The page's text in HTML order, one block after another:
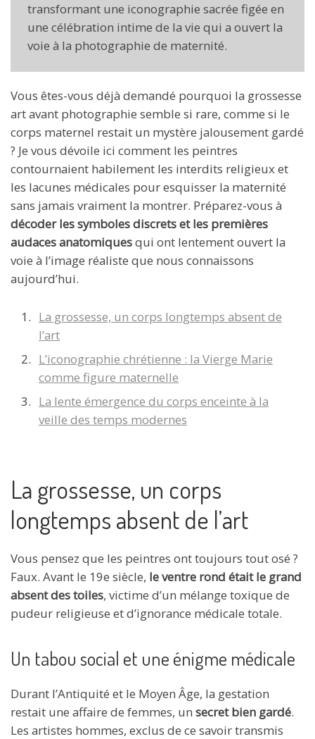
transformant une iconographie sacrée figée en
une célébration intime de la vie qui a ouvert la
voie à la photographie de maternité.
Vous êtes-vous déjà demandé pourquoi la grossesse
art avant photographie semble si rare, comme si le
corps maternel restait un mystère jalousement gardé
? Je vous dévoile ici comment les peintres
contournaient habilement les interdits religieux et
les lacunes médicales pour esquisser la maternité
sans jamais vraiment la montrer. Préparez-vous à
décoder les symboles discrets et les premières
audaces anatomiquesqui ont lentement ouvert la
voie à l’image réaliste que nous connaissons
aujourd’hui.
La grossesse, un corps longtemps absent de
l’art
L’iconographie chrétienne : la Vierge Marie
comme figure maternelle
La lente émergence du corps enceinte à la
veille des temps modernes
La grossesse, un corps
longtemps absent de l’art
Vous pensez que les peintres ont toujours tout osé ?
Faux. Avant le 19e siècle, le ventre rond était le grand
absent des toiles, victime d’un mélange toxique de
pudeur religieuse et d’ignorance médicale totale.
Un tabou social et une énigme médicale
Durant l’Antiquité et le Moyen Âge, la gestation
restait une affaire de femmes, un secret bien gardé.
Les artistes hommes, exclus de ce savoir transmis